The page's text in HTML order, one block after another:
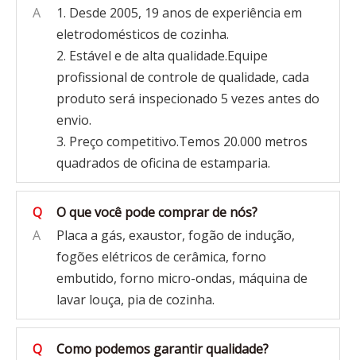
A
1. Desde 2005, 19 anos de experiência em
eletrodomésticos de cozinha.
2. Estável e de alta qualidade.Equipe
profissional de controle de qualidade, cada
produto será inspecionado 5 vezes antes do
envio.
3. Preço competitivo.Temos 20.000 metros
quadrados de oficina de estamparia.
Q
O que você pode comprar de nós?
A
Placa a gás, exaustor, fogão de indução,
fogões elétricos de cerâmica, forno
embutido, forno micro-ondas, máquina de
lavar louça, pia de cozinha.
Q
Como podemos garantir qualidade?